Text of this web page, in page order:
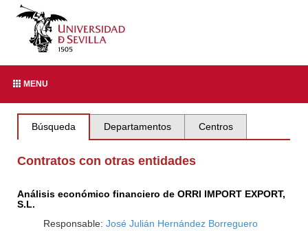
MENU
Búsqueda Departamentos Centros
Contratos con otras entidades
Análisis económico financiero de ORRI IMPORT EXPORT,
S.L.
Responsable: José Julián Hernández Borreguero